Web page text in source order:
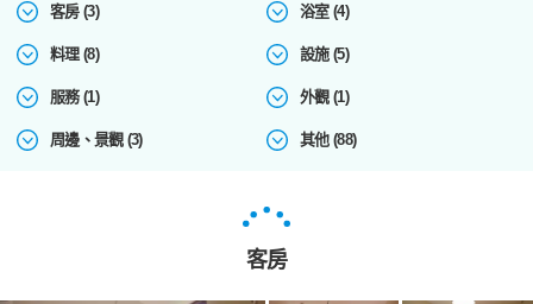
客房 (3) 浴室 (4)
料理 (8) 設施 (5)
服務 (1) 外觀 (1)
周邊、景觀 (3) 其他 (88)
客房